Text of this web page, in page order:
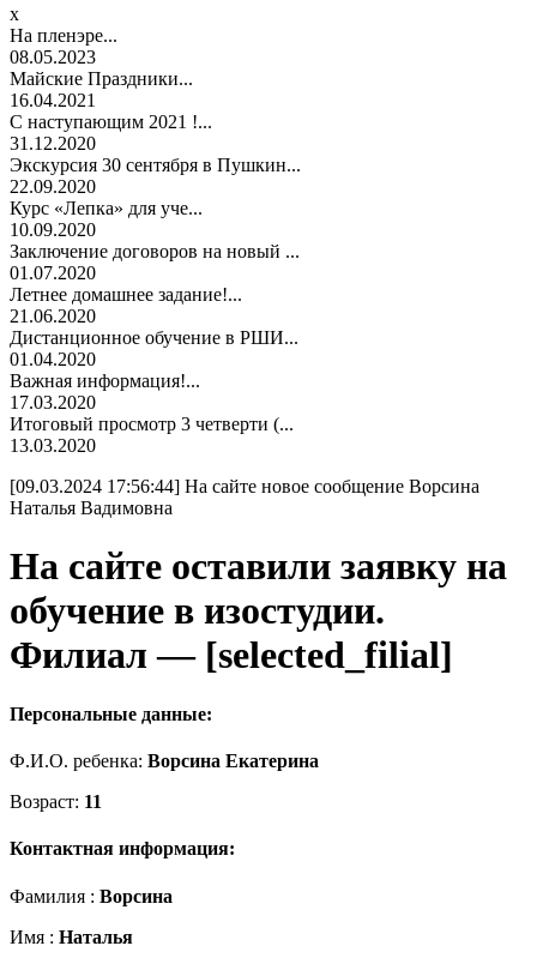
x
На пленэре...
08.05.2023
Майские Праздники...
16.04.2021
С наступающим 2021 !...
31.12.2020
Экскурсия 30 сентября в Пушкин...
22.09.2020
Курс «Лепка» для уче...
10.09.2020
Заключение договоров на новый ...
01.07.2020
Летнее домашнее задание!...
21.06.2020
Дистанционное обучение в РШИ...
01.04.2020
Важная информация!...
17.03.2020
Итоговый просмотр 3 четверти (...
13.03.2020
[09.03.2024 17:56:44] На сайте новое сообщение Ворсина
Наталья Вадимовна
На сайте оставили заявку на
обучение в изостудии.
Филиал — [selected_filial]
Персональные данные:
Ф.И.О. ребенка: Ворсина Екатерина
Возраст: 11
Контактная информация:
Фамилия : Ворсина
Имя : Наталья